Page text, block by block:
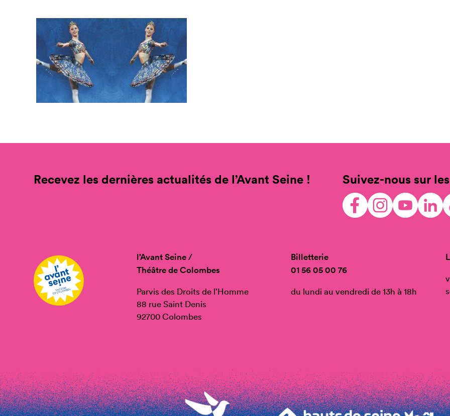
Recevez les dernières actualités de l’Avant Seine ! Suivez-nous sur
l’Avant Seine /
Théâtre de Colombes
Parvis des Droits de l’Homme
88 rue Saint Denis
92700 Colombes
Billetterie
01 56 05 00 76
du lundi au vendredi de 13h à 18h